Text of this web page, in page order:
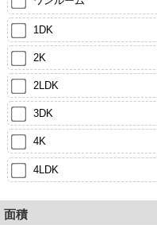
1DK
2K
2LDK
3DK
4K
4LDK
面積